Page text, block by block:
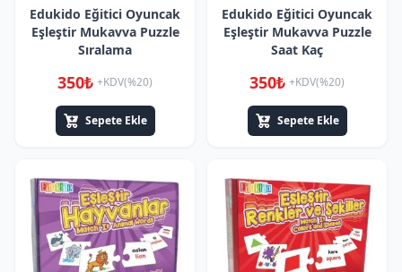
Edukido Eğitici Oyuncak
Eşleştir Mukavva Puzzle
Sıralama
350₺ +KDV(%20)
Sepete Ekle
Edukido Eğitici Oyuncak
Eşleştir Mukavva Puzzle
Saat Kaç
350₺ +KDV(%20)
Sepete Ekle